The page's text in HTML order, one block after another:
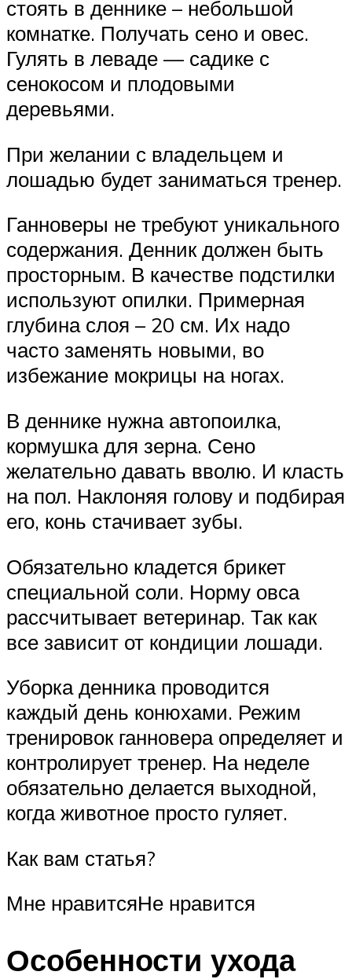
стоять в деннике – небольшой
комнатке. Получать сено и овес.
Гулять в леваде — садике с
сенокосом и плодовыми
деревьями.
При желании с владельцем и
лошадью будет заниматься тренер.
Ганноверы не требуют уникального
содержания. Денник должен быть
просторным. В качестве подстилки
используют опилки. Примерная
глубина слоя – 20 см. Их надо
часто заменять новыми, во
избежание мокрицы на ногах.
В деннике нужна автопоилка,
кормушка для зерна. Сено
желательно давать вволю. И класть
на пол. Наклоняя голову и подбирая
его, конь стачивает зубы.
Обязательно кладется брикет
специальной соли. Норму овса
рассчитывает ветеринар. Так как
все зависит от кондиции лошади.
Уборка денника проводится
каждый день конюхами. Режим
тренировок ганновера определяет и
контролирует тренер. На неделе
обязательно делается выходной,
когда животное просто гуляет.
Как вам статья?
Мне нравитсяНе нравится
Особенности ухода